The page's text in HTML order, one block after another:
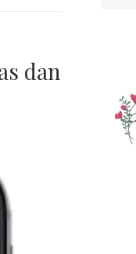
dan